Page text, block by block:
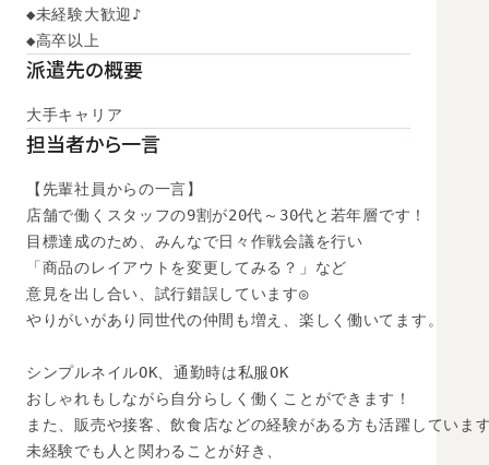
◆未経験大歓迎♪
◆高卒以上
派遣先の概要
大手キャリア
担当者から一言
【先輩社員からの一言】
店舗で働くスタッフの9割が20代～30代と若年層です！
目標達成のため、みんなで日々作戦会議を行い
「商品のレイアウトを変更してみる？」など
意見を出し合い、試行錯誤しています◎
やりがいがあり同世代の仲間も増え、楽しく働いてます。
シンプルネイルOK、通勤時は私服OK
おしゃれもしながら自分らしく働くことができます！
また、販売や接客、飲食店などの経験がある方も活躍していま
未経験でも人と関わることが好き、